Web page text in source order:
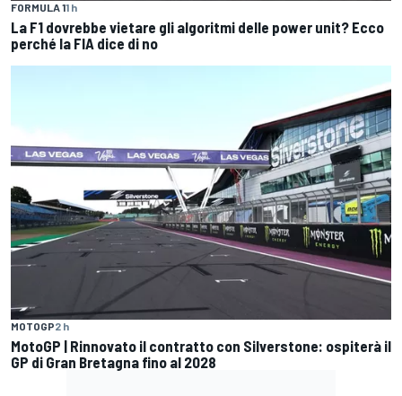
FORMULA 11 h
La F1 dovrebbe vietare gli algoritmi delle power unit? Ecco
perché la FIA dice di no
MOTOGP2 h
MotoGP | Rinnovato il contratto con Silverstone: ospiterà il
GP di Gran Bretagna fino al 2028